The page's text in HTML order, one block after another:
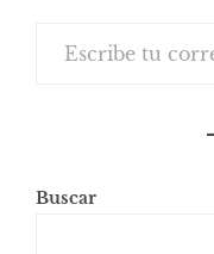
Buscar